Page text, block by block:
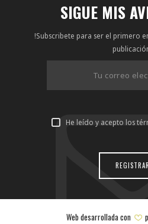
SIGUE MIS
!Subscribete para ser el primero
He leído y acepto los
Web desarrollada con